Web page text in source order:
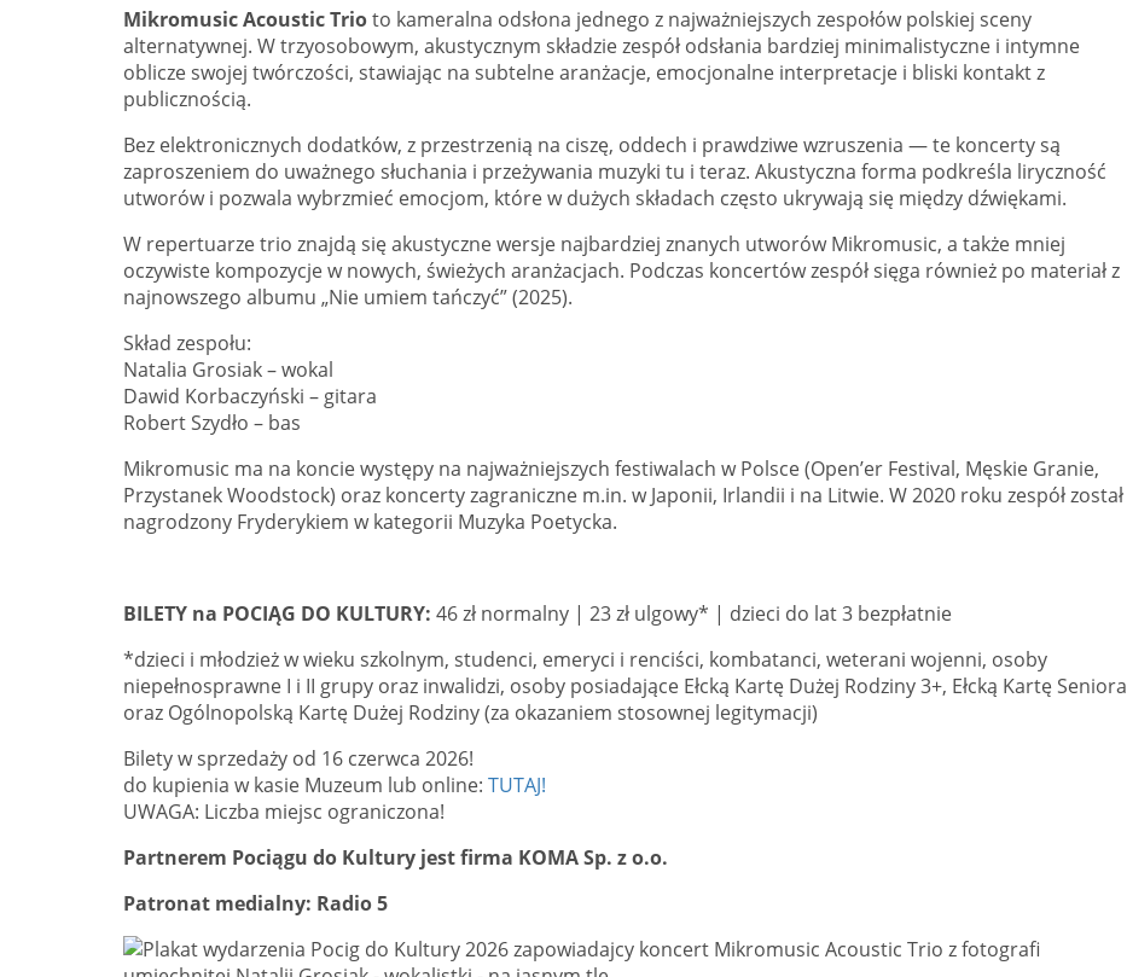
Mikromusic Acoustic Trioto kameralna odsłona jednego z najważniejszych zespołów polskiej sceny
alternatywnej. W trzyosobowym, akustycznym składzie zespół odsłania bardziej minimalistyczne i intymne
oblicze swojej twórczości, stawiając na subtelne aranżacje, emocjonalne interpretacje i bliski kontakt z
publicznością.
Bez elektronicznych dodatków, z przestrzenią na ciszę, oddech i prawdziwe wzruszenia — te koncerty są
zaproszeniem do uważnego słuchania i przeżywania muzyki tu i teraz. Akustyczna forma podkreśla liryczność
utworów i pozwala wybrzmieć emocjom, które w dużych składach często ukrywają się między dźwiękami.
W repertuarze trio znajdą się akustyczne wersje najbardziej znanych utworów Mikromusic, a także mniej
oczywiste kompozycje w nowych, świeżych aranżacjach. Podczas koncertów zespół sięga również po materiał z
najnowszego albumu „Nie umiem tańczyć” (2025).
Skład zespołu:
Natalia Grosiak – wokal
Dawid Korbaczyński – gitara
Robert Szydło – bas
Mikromusic ma na koncie występy na najważniejszych festiwalach w Polsce (Open’er Festival, Męskie Granie,
Przystanek Woodstock) oraz koncerty zagraniczne m.in. w Japonii, Irlandii i na Litwie. W 2020 roku zespół został
nagrodzony Fryderykiem w kategorii Muzyka Poetycka.
BILETY na POCIĄG DO KULTURY: 46 zł normalny | 23 zł ulgowy* | dzieci do lat 3 bezpłatnie
*dzieci i młodzież w wieku szkolnym, studenci, emeryci i renciści, kombatanci, weterani wojenni, osoby
niepełnosprawne I i II grupy oraz inwalidzi, osoby posiadające Ełcką Kartę Dużej Rodziny 3+, Ełcką Kartę Seniora
oraz Ogólnopolską Kartę Dużej Rodziny (za okazaniem stosownej legitymacji)
Bilety w sprzedaży od 16 czerwca 2026!
do kupienia w kasie Muzeum lub online: TUTAJ!
UWAGA: Liczba miejsc ograniczona!
Partnerem Pociągu do Kultury jest firma KOMA Sp. z o.o.
Patronat medialny: Radio 5